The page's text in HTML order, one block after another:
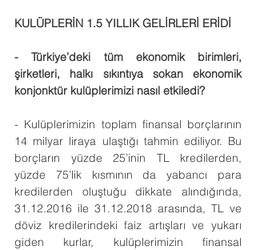
KULÜPLERİN 1.5 YILLIK GELİRLERİ ERİDİ
- Türkiye’deki tüm ekonomik birimleri,
şirketleri, halkı sıkıntıya sokan ekonomik
konjonktür kulüplerimizi nasıl etkiledi?
- Kulüplerimizin toplam finansal borçlarının
14 milyar liraya ulaştığı tahmin ediliyor. Bu
borçların yüzde 25’inin TL kredilerden,
yüzde 75’lik kısmının da yabancı para
kredilerden oluştuğu dikkate alındığında,
31.12.2016 ile 31.12.2018 arasında, TL ve
döviz kredilerindeki faiz artışları ve yukarı
giden kurlar, kulüplerimizin finansal